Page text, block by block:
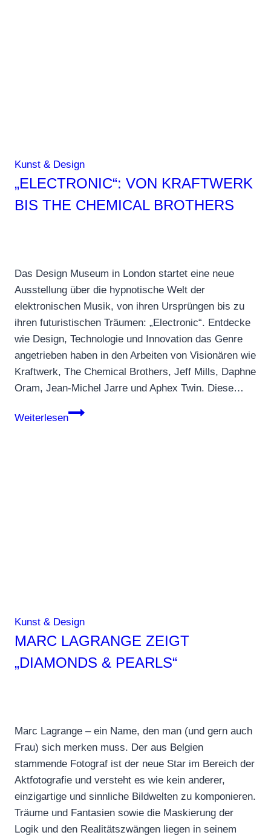
Kunst & Design
„ELECTRONIC“: VON KRAFTWERK
BIS THE CHEMICAL BROTHERS
Das Design Museum in London startet eine neue
Ausstellung über die hypnotische Welt der
elektronischen Musik, von ihren Ursprüngen bis zu
ihren futuristischen Träumen: „Electronic“. Entdecke
wie Design, Technologie und Innovation das Genre
angetrieben haben in den Arbeiten von Visionären wie
Kraftwerk, The Chemical Brothers, Jeff Mills, Daphne
Oram, Jean-Michel Jarre und Aphex Twin. Diese…
Weiterlesen
„Electronic“:
Kunst & Design
MARC LAGRANGE ZEIGT
„DIAMONDS & PEARLS“
Marc Lagrange – ein Name, den man (und gern auch
Frau) sich merken muss. Der aus Belgien
stammende Fotograf ist der neue Star im Bereich der
Aktfotografie und versteht es wie kein anderer,
einzigartige und sinnliche Bildwelten zu komponieren.
Träume und Fantasien sowie die Maskierung der
Logik und den Realitätszwängen liegen in seinem